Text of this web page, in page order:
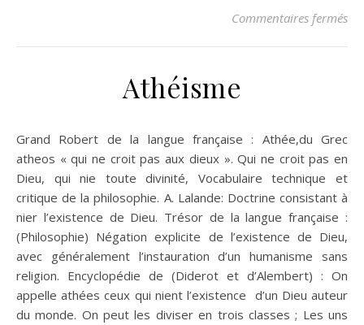
Commentaires fermés
Athéisme
Grand Robert de la langue française : Athée,du Grec
atheos « qui ne croit pas aux dieux ». Qui ne croit pas en
Dieu, qui nie toute divinité, Vocabulaire technique et
critique de la philosophie. A. Lalande: Doctrine consistant à
nier l’existence de Dieu. Trésor de la langue française :
(Philosophie) Négation explicite de l’existence de Dieu,
avec généralement l’instauration d’un humanisme sans
religion. Encyclopédie de (Diderot et d’Alembert) : On
appelle athées ceux qui nient l’existence d’un Dieu auteur
du monde. On peut les diviser en trois classes ; Les uns